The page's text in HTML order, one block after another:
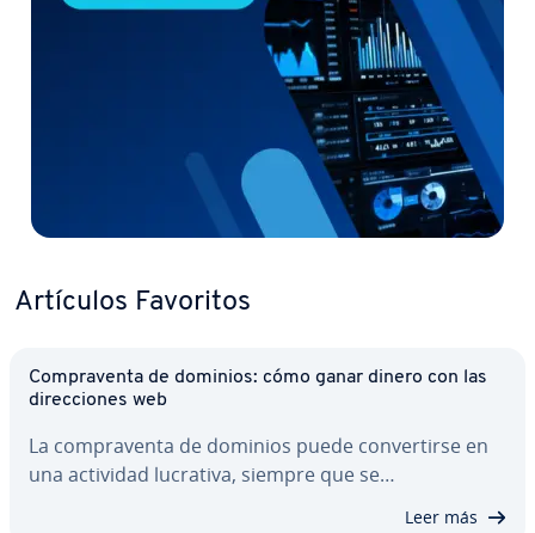
Artículos Favoritos
Co­m­pra­ve­n­ta de dominios: cómo ganar dinero con las
di­re­c­cio­nes web
La co­m­pra­ve­n­ta de dominios puede co­n­ve­r­ti­r­se en
una actividad lucrativa, siempre que se…
Leer más